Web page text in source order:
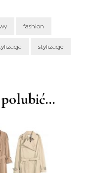
fashion
stylizacje
polubić…